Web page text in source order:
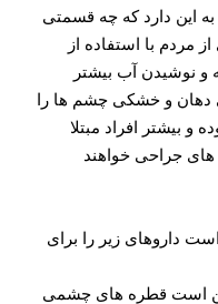
این دارد که چه قسمتی
مردم با استفاده از
نوشیدن آب بیشتر
دهان و خشکی چشم ها را
و بیشتر افراد مبتلا
های جراحی خواهند
داروهای زیر را برای
است قطره های چشمی